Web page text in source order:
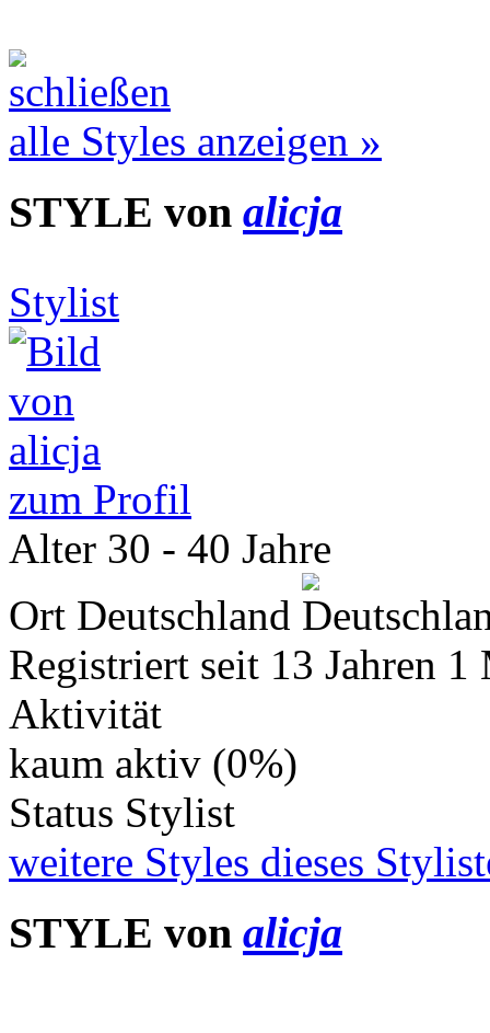
alle Styles anzeigen »
STYLE von alicja
Stylist
zum Profil
Alter 30 - 40 Jahre
Ort Deutschland
Registriert seit 13 Jahren 1
Aktivität
kaum aktiv (0%)
Status Stylist
weitere Styles dieses
STYLE von alicja